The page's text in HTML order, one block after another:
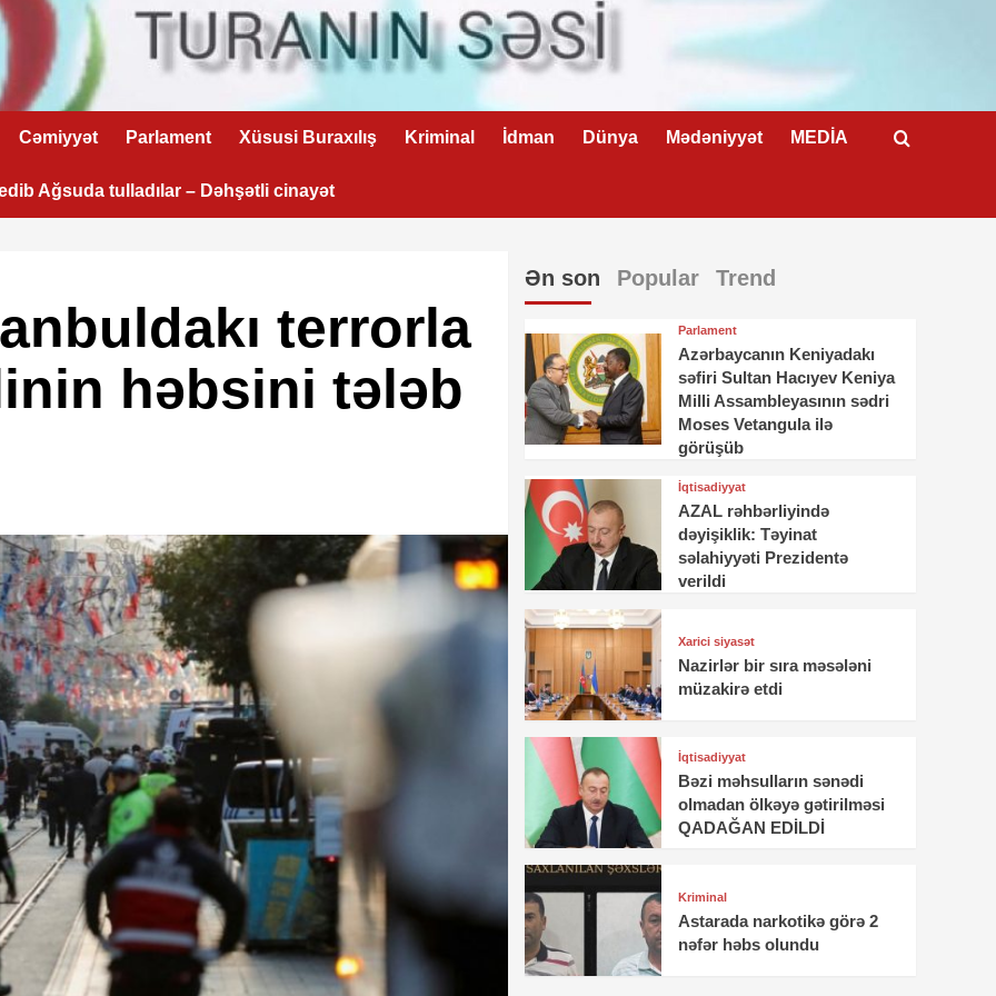
Cəmiyyət Parlament Xüsusi Buraxılış Kriminal İdman Dünya Mədəniyyət MEDİA
Ağsuda tulladılar – Dəhşətli cinayət
terrorla
həbsini tələb
Ən son Popular Trend
Parlament
Azərbaycanın Keniyadakı
səfiri Sultan Hacıyev Keniya
Milli Assambleyasının sədri
Moses Vetangula ilə
görüşüb
İqtisadiyyat
AZAL rəhbərliyində
dəyişiklik: Təyinat
səlahiyyəti Prezidentə
verildi
Xarici siyasət
Nazirlər bir sıra məsələni
müzakirə etdi
İqtisadiyyat
Bəzi məhsulların sənədi
olmadan ölkəyə gətirilməsi
QADAĞAN EDİLDİ
Kriminal
Astarada narkotikə görə 2
nəfər həbs olundu